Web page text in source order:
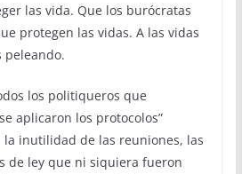
las vida. Que los burócratas
protegen las vidas. A las vidas
peleando.
los politiqueros que
aplicaron los protocolos”
la inutilidad de las reuniones, las
de ley que ni siquiera fueron